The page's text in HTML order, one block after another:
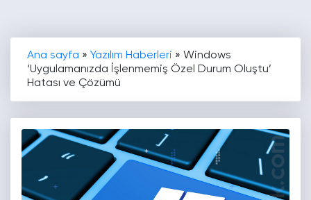
Ana sayfa » Yazılım Haberleri » Windows
‘Uygulamanızda İşlenmemiş Özel Durum Oluştu’
Hatası ve Çözümü